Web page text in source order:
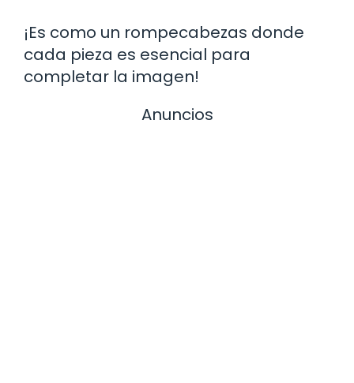
¡Es como un rompecabezas donde
cada pieza es esencial para
completar la imagen!
Anuncios